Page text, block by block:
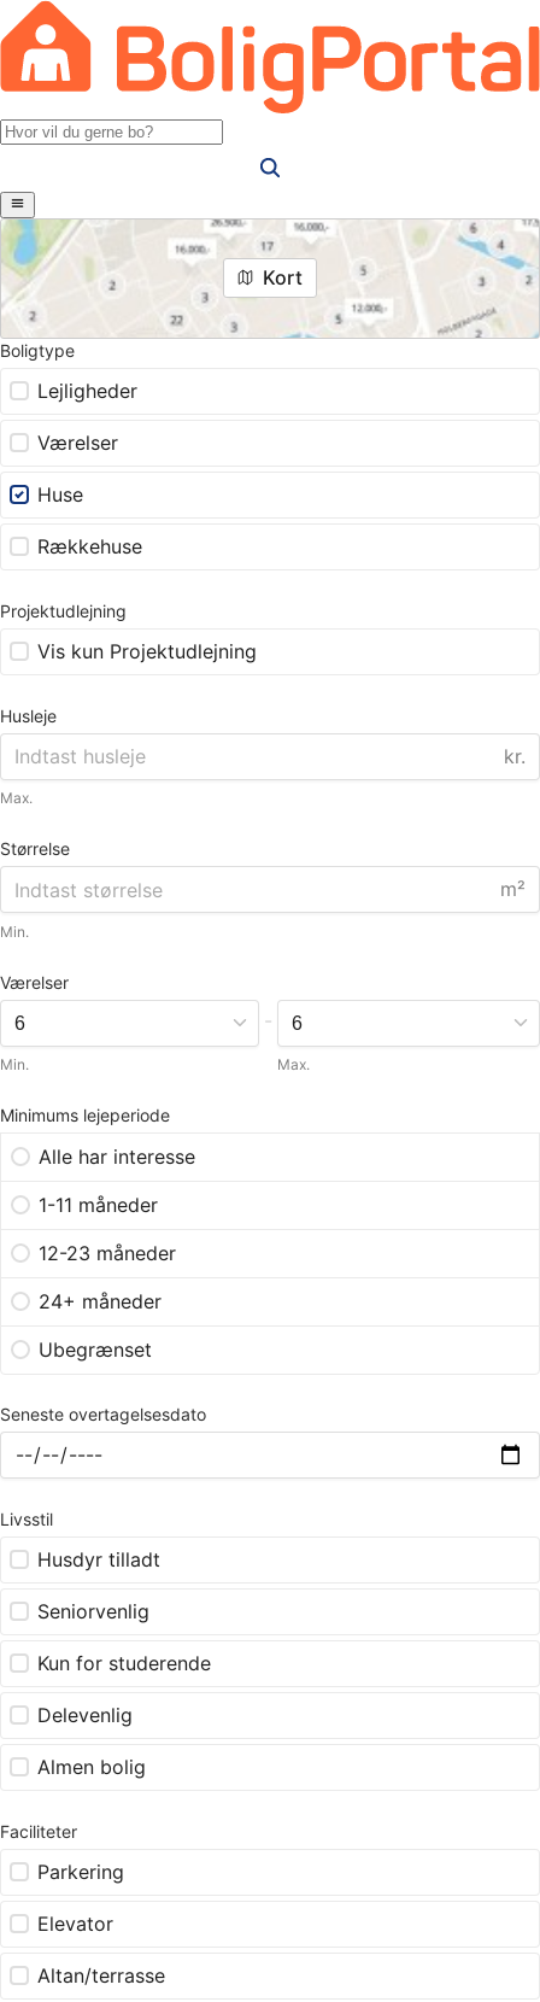
Kort
Boligtype
Lejligheder
Værelser
Huse
Rækkehuse
Projektudlejning
Vis kun Projektudlejning
Husleje
kr.
Max.
Størrelse
m²
Min.
Værelser
Min.
-
Max.
Minimums lejeperiode
Alle har interesse
1-11 måneder
12-23 måneder
24+ måneder
Ubegrænset
Seneste overtagelsesdato
Livsstil
Husdyr tilladt
Seniorvenlig
Kun for studerende
Delevenlig
Almen bolig
Faciliteter
Parkering
Elevator
Altan/terrasse